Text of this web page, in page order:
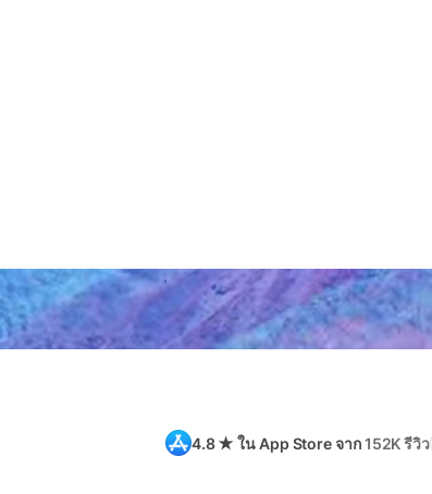
4.8 ★ ใน App Store จาก152K รีวิว